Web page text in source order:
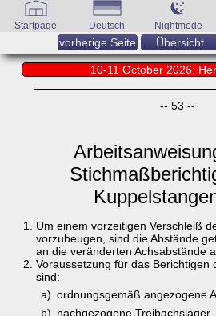
Startpage Deutsch Nightmode
vorherige Seite Übersicht
10-11 October 2026:
-- 53 --
Um einem vorzeitigen Verschleiß
vorzubeugen, sind die Abstände
an die veränderten Achsabstände
Voraussetzung für das Berichtigen
sind:
a) ordnungsgemäß angezogene
b) nachgezogene Treibachslager,